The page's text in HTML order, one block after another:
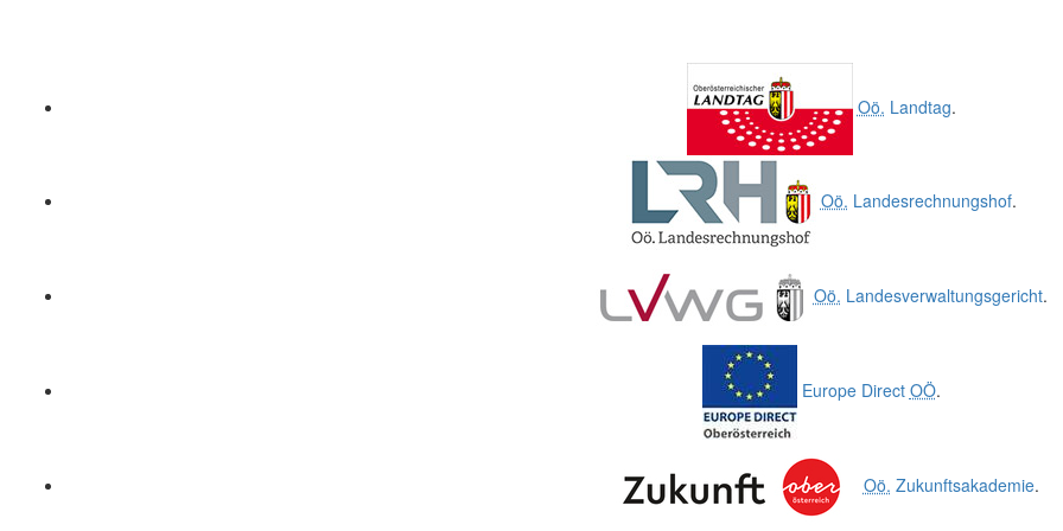
Oö. Landtag.
Oö. Landesrechnungshof.
Oö. Landesverwaltungsgericht.
Europe Direct OÖ.
Oö. Zukunftsakademie.